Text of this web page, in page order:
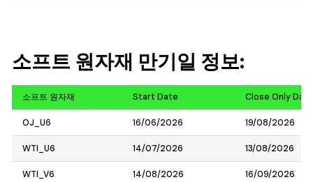
소프트 원자재 만기일 정보:
소프트 원자재 Start Date Close Only Date
OJ_U6 16/06/2026 19/08/2026
WTI_U6 14/07/2026 13/08/2026
WTI_V6 14/08/2026 16/09/2026